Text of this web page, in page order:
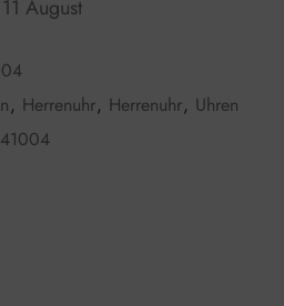
August
, Herrenuhr, Herrenuhr, Uhren